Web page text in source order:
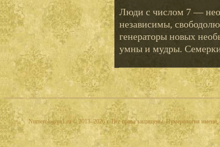
Люди с числом 7 —
независимы,
генераторы новых
умны и мудры.
Numerologiya1.ru © 2013–2026 г. Все права защищены. Нумерология имени,